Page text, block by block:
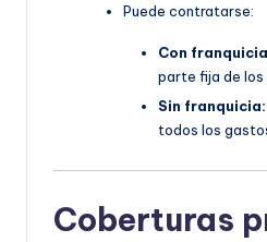
Puede contratarse:
Con
parte fija de los
Sin franquicia:
todos los
Coberturas